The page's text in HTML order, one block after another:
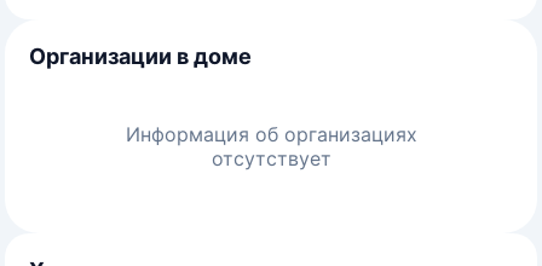
Организации в доме
Информация об организациях
отсутствует